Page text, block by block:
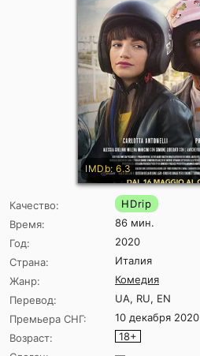
IMDb: 6.3
Качество:
HDrip
Время:
86 мин.
Год:
2020
Страна:
Италия
Жанр:
Комедия
Перевод:
UA, RU, EN
Премьера СНГ:
10 декабря 2020
Возраст:
18+